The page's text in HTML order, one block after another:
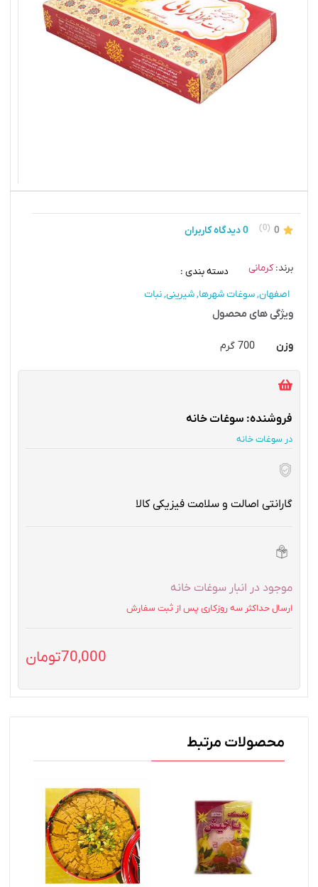
0
(0) 0 دیدگاه کاربران
برند:کرمانی
دسته بندی :
اصفهان,سوغات شهرها,شیرینی,نبات
ویژگی های محصول
وزن 700 گرم
فروشنده: سوغات خانه
در سوغات خانه
گارانتی اصالت و سلامت فیزیکی کالا
موجود در انبار سوغات خانه
ارسال حداکثر سه روزکاری پس از ثبت سفارش
70,000تومان
محصولات مرتبط